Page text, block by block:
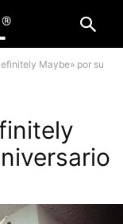
Maybe» por su